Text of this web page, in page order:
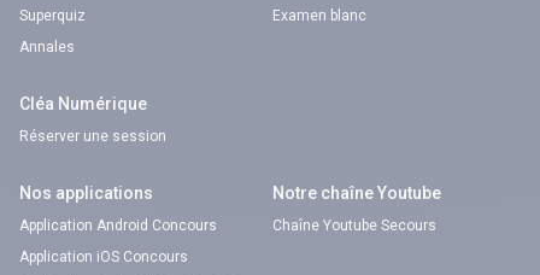
Superquiz
Annales
Examen blanc
Cléa Numérique
Réserver une session
Nos applications
Application Android Concours
Application iOS Concours
Notre chaîne Youtube
Chaîne Youtube Secours